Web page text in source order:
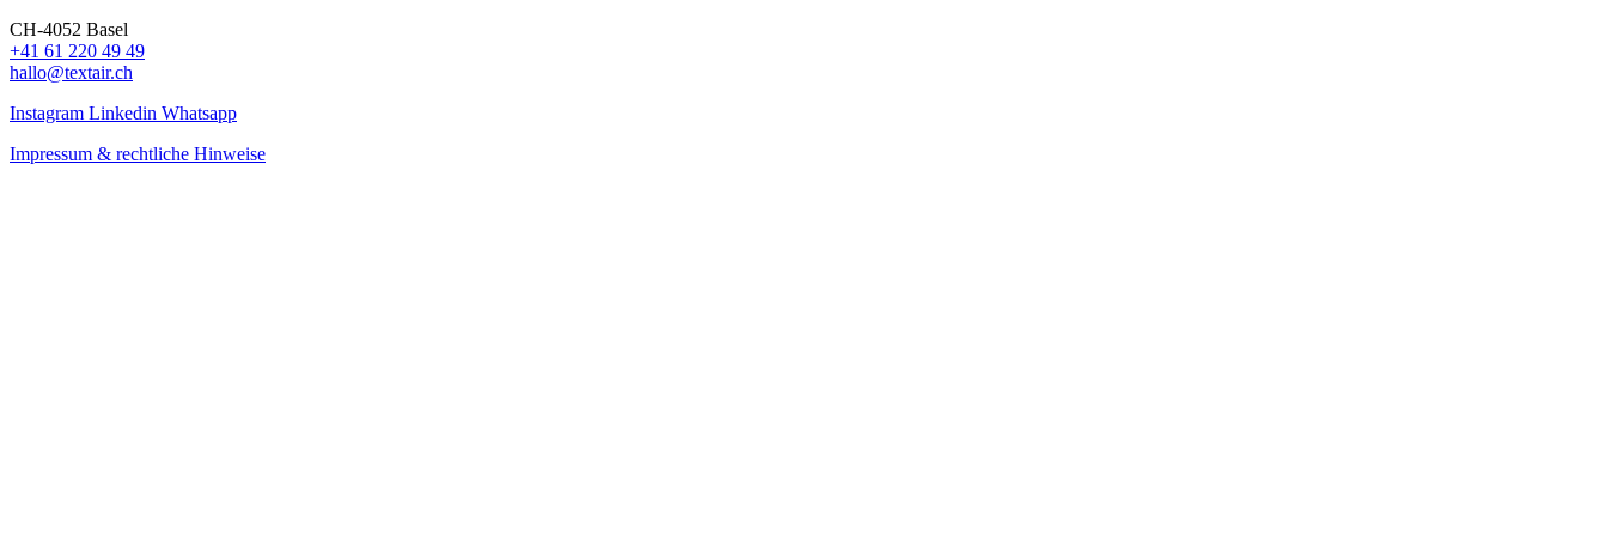
CH-4052 Basel
+41 61 220 49 49
hallo@textair.ch
Instagram Linkedin Whatsapp
Impressum & rechtliche Hinweise